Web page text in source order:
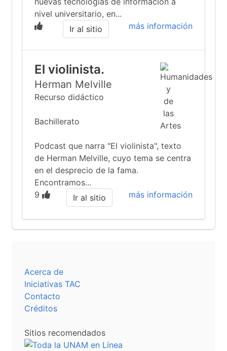
nivel universitario, en...
más información
Ir al sitio
El violinista.
Herman Melville
Recurso didáctico
Bachillerato
Podcast que narra "El violinista", texto
de Herman Melville, cuyo tema se centra
en el desprecio de la fama.
Encontramos...
9
más información
Ir al sitio
Acerca de
Iniciativas TAC
Contacto
Créditos
Sitios recomendados